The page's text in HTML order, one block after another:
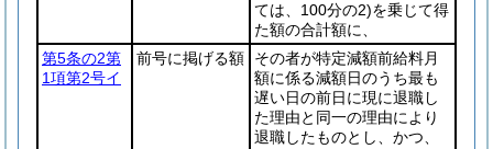
ては、100分の2)を乗じて得
た額の合計額に、
第5条の2第
1項第2号イ
前号に掲げる額
その者が特定減額前給料月
額に係る減額日のうち最も
遅い日の前日に現に退職し
た理由と同一の理由により
退職したものとし、かつ、